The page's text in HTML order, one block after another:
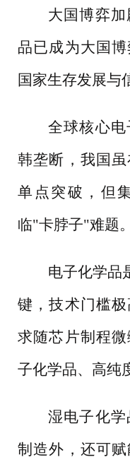
大国博弈
品已成为大国
国家生存发展与
全球核心电
韩垄断，我国
单点突破，但
临"卡脖子"难题。
电子化学品
键，技术门槛
求随芯片制程
子化学品、高纯
湿电子化
制造外，还可